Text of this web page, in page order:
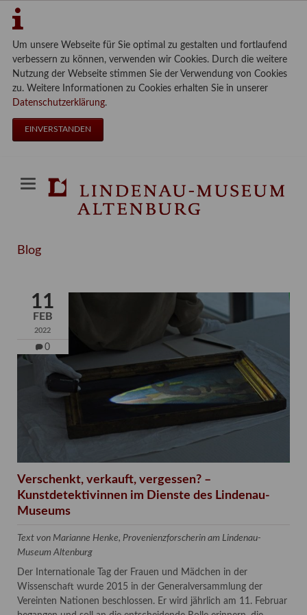
Um unsere Webseite für Sie optimal zu gestalten und fortlaufend
verbessern zu können, verwenden wir Cookies. Durch die weitere
Nutzung der Webseite stimmen Sie der Verwendung von Cookies
zu. Weitere Informationen zu Cookies erhalten Sie in unserer
Datenschutzerklärung.
EINVERSTANDEN
Blog
11
FEB
2022
0
Verschenkt, verkauft, vergessen? –
Kunstdetektivinnen im Dienste des Lindenau-
Museums
Text von Marianne Henke, Provenienzforscherin am Lindenau-
Museum Altenburg
Der Internationale Tag der Frauen und Mädchen in der
Wissenschaft wurde 2015 in der Generalversammlung der
Vereinten Nationen beschlossen. Er wird jährlich am 11. Februar